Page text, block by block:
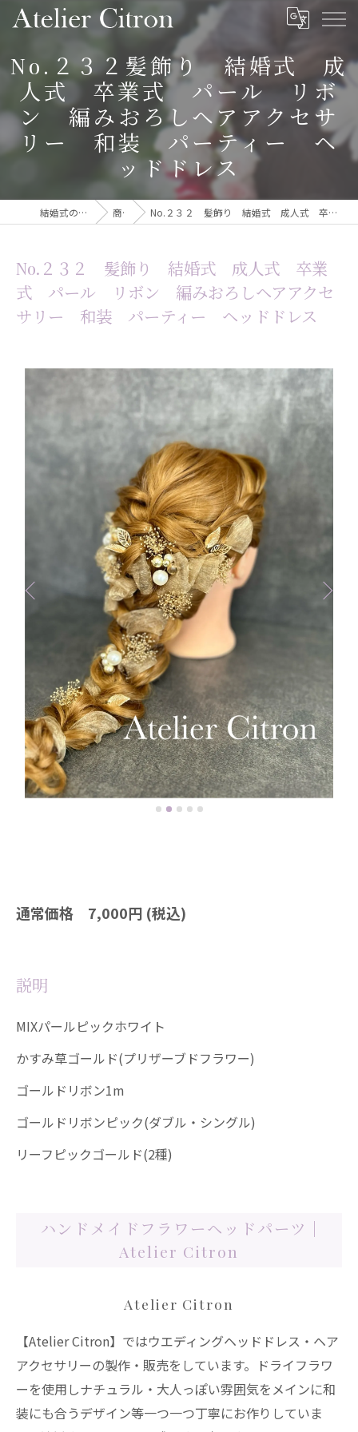
No.２３２髪飾り 結婚式 成
人式 卒業式 パール リボ
ン 編みおろしヘアアクセサ
リー 和装 パーティー ヘ
ッドドレス
結婚式の髪飾りならAtelier Citron 商品一覧 No.２３２ 髪飾り 結婚式 成人式 卒業式 パール リボン 編みおろしヘアアクセサリー 和装 パーティー ヘッドドレス
No.２３２ 髪飾り 結婚式 成人式 卒業
式 パール リボン 編みおろしヘアアクセ
サリー 和装 パーティー ヘッドドレス
通常価格 7,000円 (税込)
説明
MIXパールピックホワイト
かすみ草ゴールド(プリザーブドフラワー)
ゴールドリボン1m
ゴールドリボンピック(ダブル・シングル)
リーフピックゴールド(2種)
ハンドメイドフラワーヘッドパーツ |
Atelier Citron
Atelier Citron
【Atelier Citron】ではウエディングヘッドドレス・ヘア
アクセサリーの製作・販売をしています。ドライフラワ
ーを使用しナチュラル・大人っぽい雰囲気をメインに和
装にも合うデザイン等一つ一つ丁寧にお作りしていま